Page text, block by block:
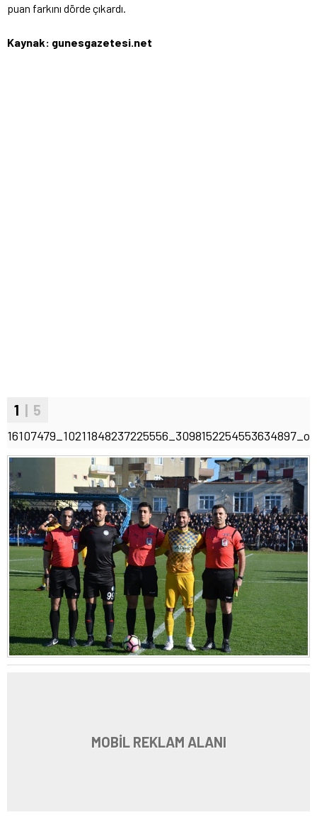
puan farkını dörde çıkardı.
Kaynak: gunesgazetesi.net
1 | 5
16107479_10211848237225556_3098152254553634897_o
MOBİL REKLAM ALANI